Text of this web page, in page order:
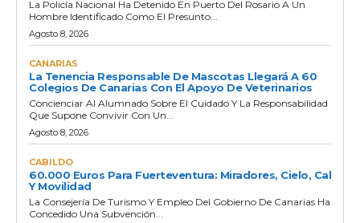
La Policía Nacional Ha Detenido En Puerto Del Rosario A Un
Hombre Identificado Como El Presunto...
Agosto 8, 2026
CANARIAS
La Tenencia Responsable De Mascotas Llegará A 60
Colegios De Canarias Con El Apoyo De Veterinarios
Concienciar Al Alumnado Sobre El Cuidado Y La Responsabilidad
Que Supone Convivir Con Un...
Agosto 8, 2026
CABILDO
60.000 Euros Para Fuerteventura: Miradores, Cielo, Cal
Y Movilidad
La Consejería De Turismo Y Empleo Del Gobierno De Canarias Ha
Concedido Una Subvención...